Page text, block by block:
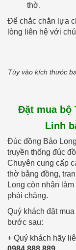
thờ.
Để chắc chắn lựa
lòng liên hệ với
Tùy vào kích thước
Đặt mua bộ
Linh
Đúc đồng Bảo
truyền thống đúc
Chuyên cung cấp
thờ bằng đồng,
Long còn nhận
phải chăng.
Quý khách đặt
bước sau:
+ Quý khách hãy